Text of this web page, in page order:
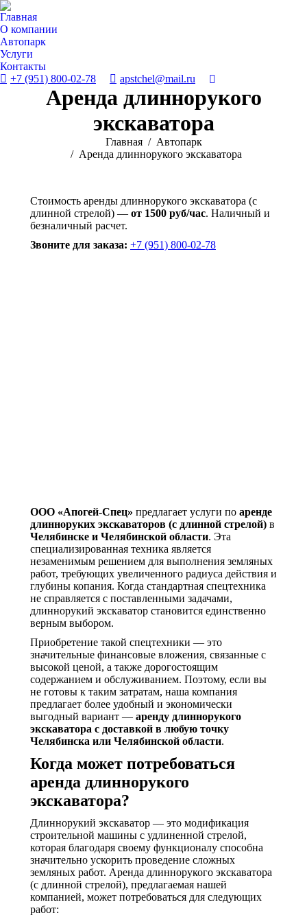
Главная
О компании
Автопарк
Услуги
Контакты
+7 (951) 800-02-78
apstchel@mail.ru Поиск:
Аренда длиннорукого
экскаватора
Главная
Автопарк
Аренда длиннорукого экскаватора
Стоимость аренды длиннорукого экскаватора (с
длинной стрелой) — от 1500 руб/час. Наличный и
безналичный расчет.
Звоните для заказа: +7 (951) 800-02-78
ООО «Апогей-Спец» предлагает услуги по аренде
длинноруких экскаваторов (с длинной стрелой) в
Челябинске и Челябинской области. Эта
специализированная техника является
незаменимым решением для выполнения земляных
работ, требующих увеличенного радиуса действия и
глубины копания. Когда стандартная спецтехника
не справляется с поставленными задачами,
длиннорукий экскаватор становится единственно
верным выбором.
Приобретение такой спецтехники — это
значительные финансовые вложения, связанные с
высокой ценой, а также дорогостоящим
содержанием и обслуживанием. Поэтому, если вы
не готовы к таким затратам, наша компания
предлагает более удобный и экономически
выгодный вариант — аренду длиннорукого
экскаватора с доставкой в любую точку
Челябинска или Челябинской области.
Когда может потребоваться
аренда длиннорукого
экскаватора?
Длиннорукий экскаватор — это модификация
строительной машины с удлиненной стрелой,
которая благодаря своему функционалу способна
значительно ускорить проведение сложных
земляных работ. Аренда длиннорукого экскаватора
(с длинной стрелой), предлагаемая нашей
компанией, может потребоваться для следующих
работ: